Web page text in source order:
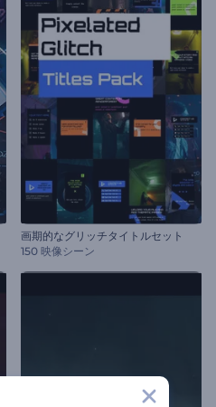
画期的なグリッチタイトルセット
150 映像シーン